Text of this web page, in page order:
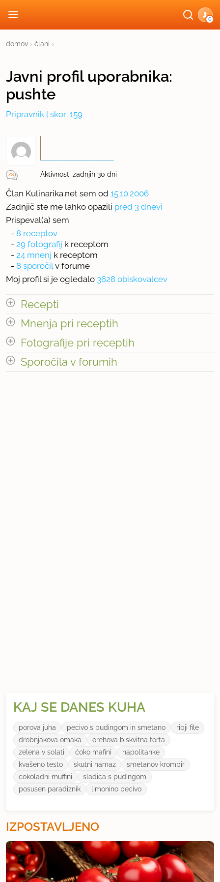
G
domov › člani ›
Javni profiluporabnika:
pushte
Pripravnik | skor: 159
Aktivnosti zadnjih 30 dni
Član Kulinarika.net sem od 15.10.2006
Zadnjič ste me lahko opazili pred 3 dnevi
Prispeval(a) sem
- 8 receptov
- 29 fotografij k receptom
- 24 mnenj k receptom
- 8 sporočil v forume
Moj profil si je ogledalo 3628 obiskovalcev
Recepti
Število receptov: 8
Mnenja pri receptih
odpri vse
« prejšnja 1 3 naslednja Â»
Fotografije pri receptih
Sporočila v forumih
KAJ SE DANES KUHA
porova juha pecivo s pudingom in smetano
ribji file
drobnjakova omaka
orehova biskvitna torta
zelena v solati
ćoko mafini
napolitanke
kvašeno testo
skutni namaz
smetanov krompir
cokoladni muffini
sladica s pudingom
posusen paradiznik
limonino pecivo
IZPOSTAVLJENO